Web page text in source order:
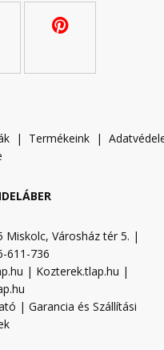
| Termékeink | A
Városház tér 5. |
611-736
| Kozterek.tlap.hu |
| Garancia és Szállítási